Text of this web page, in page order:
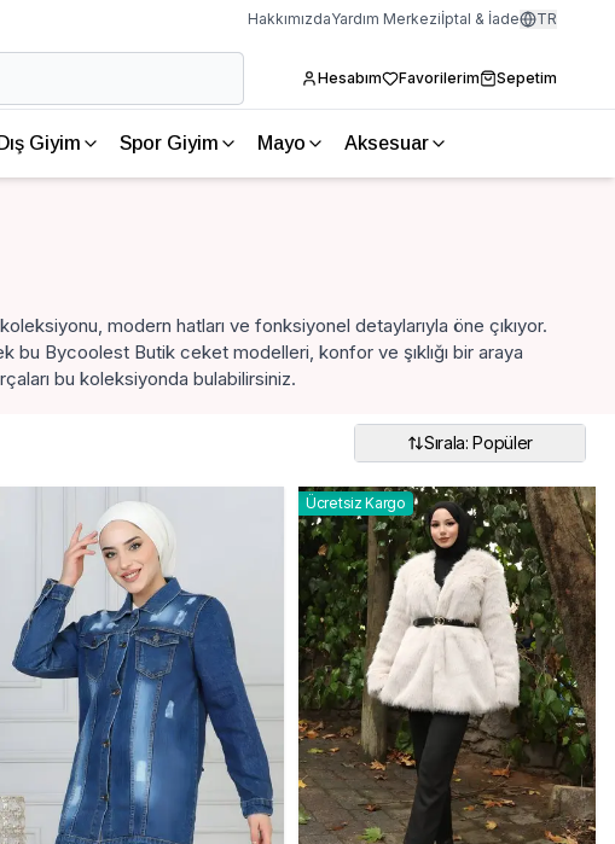
HakkımızdaYardım Merkeziİptal & İade TR
Hesabım Favorilerim Sepetim
Dış Giyim Spor Giyim Mayo Aksesuar
modern hatları ve fonksiyonel detaylarıyla öne çıkıyor.
bu Bycoolest Butik ceket modelleri, konfor ve şıklığı bir araya
bu koleksiyonda bulabilirsiniz.
Sırala: Popüler
Ücretsiz Kargo